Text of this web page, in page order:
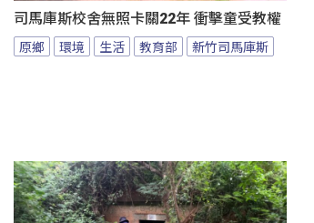
司馬庫斯校舍無照卡關22年 衝擊童受教權
原鄉 環境 生活 教育部 新竹司馬庫斯